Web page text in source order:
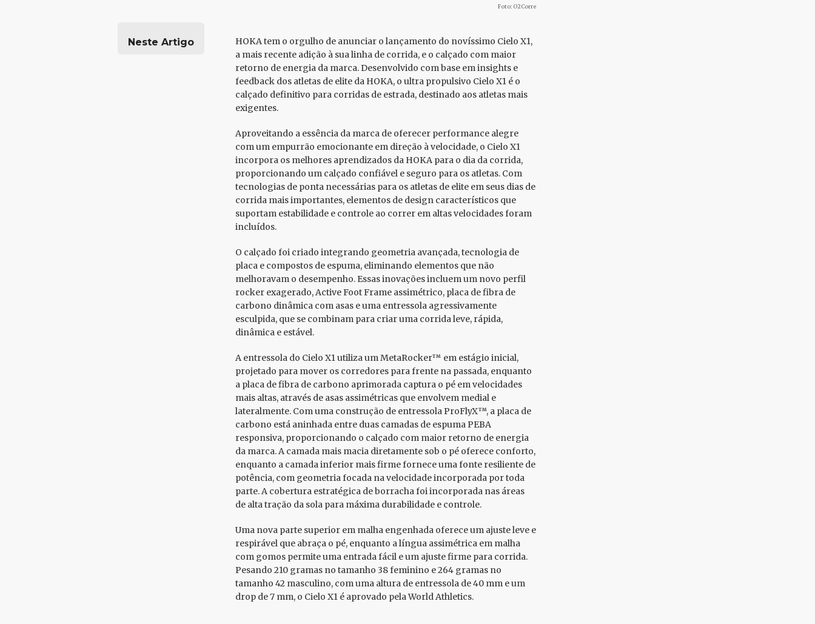
Foto: O2Corre
Neste Artigo
HOKA tem o orgulho de anunciar o lançamento do novíssimo Cielo X1,
a mais recente adição à sua linha de corrida, e o calçado com maior
retorno de energia da marca. Desenvolvido com base em insights e
feedback dos atletas de elite da HOKA, o ultra propulsivo Cielo X1 é o
calçado definitivo para corridas de estrada, destinado aos atletas mais
exigentes.
Aproveitando a essência da marca de oferecer performance alegre
com um empurrão emocionante em direção à velocidade, o Cielo X1
incorpora os melhores aprendizados da HOKA para o dia da corrida,
proporcionando um calçado confiável e seguro para os atletas. Com
tecnologias de ponta necessárias para os atletas de elite em seus dias de
corrida mais importantes, elementos de design característicos que
suportam estabilidade e controle ao correr em altas velocidades foram
incluídos.
O calçado foi criado integrando geometria avançada, tecnologia de
placa e compostos de espuma, eliminando elementos que não
melhoravam o desempenho. Essas inovações incluem um novo perfil
rocker exagerado, Active Foot Frame assimétrico, placa de fibra de
carbono dinâmica com asas e uma entressola agressivamente
esculpida, que se combinam para criar uma corrida leve, rápida,
dinâmica e estável.
A entressola do Cielo X1 utiliza um MetaRocker™ em estágio inicial,
projetado para mover os corredores para frente na passada, enquanto
a placa de fibra de carbono aprimorada captura o pé em velocidades
mais altas, através de asas assimétricas que envolvem medial e
lateralmente. Com uma construção de entressola ProFlyX™, a placa de
carbono está aninhada entre duas camadas de espuma PEBA
responsiva, proporcionando o calçado com maior retorno de energia
da marca. A camada mais macia diretamente sob o pé oferece conforto,
enquanto a camada inferior mais firme fornece uma fonte resiliente de
potência, com geometria focada na velocidade incorporada por toda
parte. A cobertura estratégica de borracha foi incorporada nas áreas
de alta tração da sola para máxima durabilidade e controle.
Uma nova parte superior em malha engenhada oferece um ajuste leve e
respirável que abraça o pé, enquanto a língua assimétrica em malha
com gomos permite uma entrada fácil e um ajuste firme para corrida.
Pesando 210 gramas no tamanho 38 feminino e 264 gramas no
tamanho 42 masculino, com uma altura de entressola de 40 mm e um
drop de 7 mm, o Cielo X1 é aprovado pela World Athletics.